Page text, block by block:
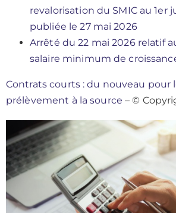
revalorisation du SMIC au 1er
publiée le 27 mai 2026
Arrêté du 22 mai 2026 relatif
salaire minimum de
Contrats courts : du nouveau pour
prélèvement à la source– ©